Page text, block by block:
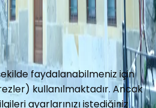
hakkını saklı tutar.
Koşulları
faydalanabilmeniz için
kullanılmaktadır. Ancak
ayarlarınızı istediğiniz